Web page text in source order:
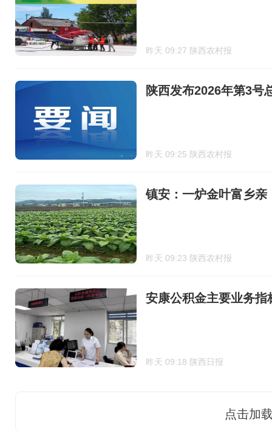
昨天 09:27 陕西农村报
陕西发布2026年第3号
昨天 09:25 陕西农村报
镇安：一炉金叶富乡亲
昨天 09:23 陕西农村报
安康公积金主要业务指
昨天 09:18 陕西日报
点击加